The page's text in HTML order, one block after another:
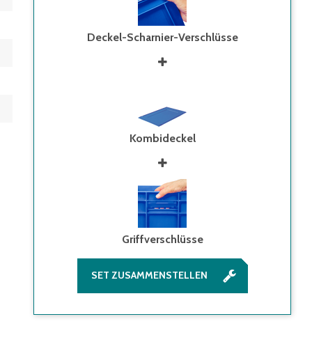
Deckel-Scharnier-Verschlüsse
Kombideckel
Griffverschlüsse
SET ZUSAMMENSTELLEN